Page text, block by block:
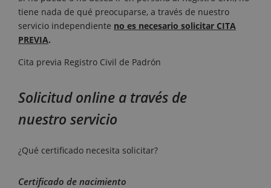
tiene nada de qué preocuparse, a través de nuestro
servicio independiente no es necesario solicitar CITA
PREVIA.
Cita previa Registro Civil de Padrón
Solicitud online a través de
nuestro servicio
¿Qué certificado necesita solicitar?
Certificado de nacimiento